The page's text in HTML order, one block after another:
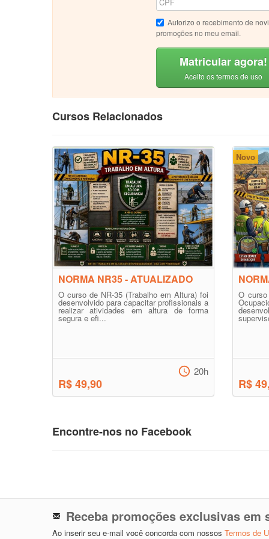
Autorizo o recebimento de
promoções no meu email.
Matricular agora!
Aceito os termos de uso
Cursos Relacionados
NORMA NR35 - ATUALIZADO
O curso de NR-35 (Trabalho em Altura) foi
desenvolvido para capacitar profissionais a
realizar atividades em altura de forma
segura e efi...
R$ 49,90
20h
Novo
O
R$
Encontre-nos no Facebook
Receba promoções exclusivas em
Ao inserir seu e-mail você concorda com nossos Termos de